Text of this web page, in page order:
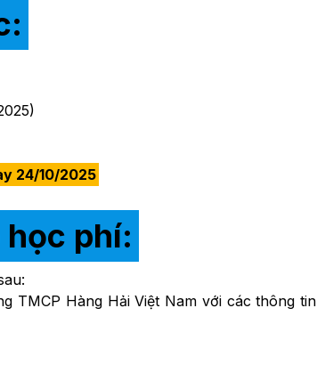
24/10/2025
phí:
TMCP Hàng Hải Việt Nam với các thông tin